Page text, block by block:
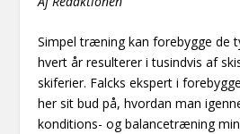
Simpel træning kan forebygge de
hvert år resulterer i tusindvis af
skiferier. Falcks ekspert i
her sit bud på, hvordan man
konditions- og balancetræning